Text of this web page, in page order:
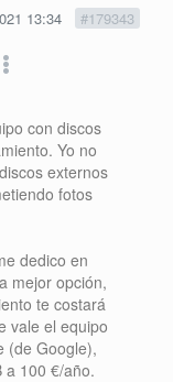
13:34 #179343
con discos
Yo no
externos
fotos
dedico en
mejor opción,
te costará
vale el equipo
(de Google),
a 100 €/año.